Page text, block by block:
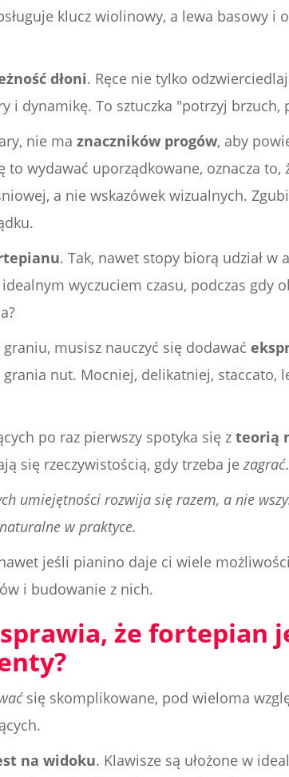
klucz wiolinowy, a lewa basowy i
dłoni. Ręce nie tylko
i dynamikę. To sztuczka "potrzyj
nie maznaczników progów, aby
to wydawać uporządkowane, oznacza
a nie wskazówek wizualnych.
. Tak, nawet stopy biorą udział w
wyczuciem czasu, podczas gdy
graniu, musisz nauczyć się dodawać
nut. Mocniej, delikatniej, staccato,
po raz pierwszy spotyka się zteorią
się rzeczywistością, gdy trzeba jezagrać.
umiejętności rozwija się razem, a nie
w praktyce.
jeśli pianino daje ci wiele
i budowanie z nich.
sprawia, że fortepian
się skomplikowane, pod wieloma
na widoku. Klawisze są ułożone w